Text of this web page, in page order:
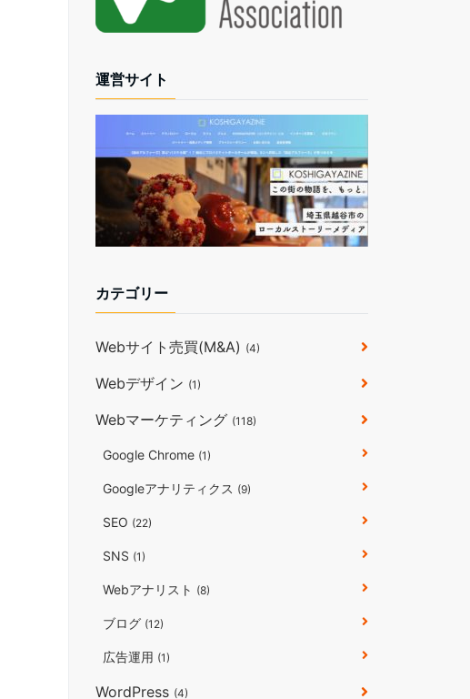
運営サイト
カテゴリー
Webサイト売買(M&A) (4)
Webデザイン (1)
Webマーケティング (118)
Google Chrome (1)
Googleアナリティクス (9)
SEO (22)
SNS (1)
Webアナリスト (8)
ブログ (12)
広告運用 (1)
WordPress (4)